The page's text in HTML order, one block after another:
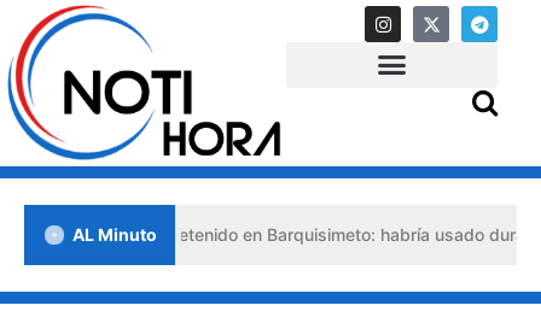
AL Minuto
abogado detenido en Barquisimeto: habría usado durante 13